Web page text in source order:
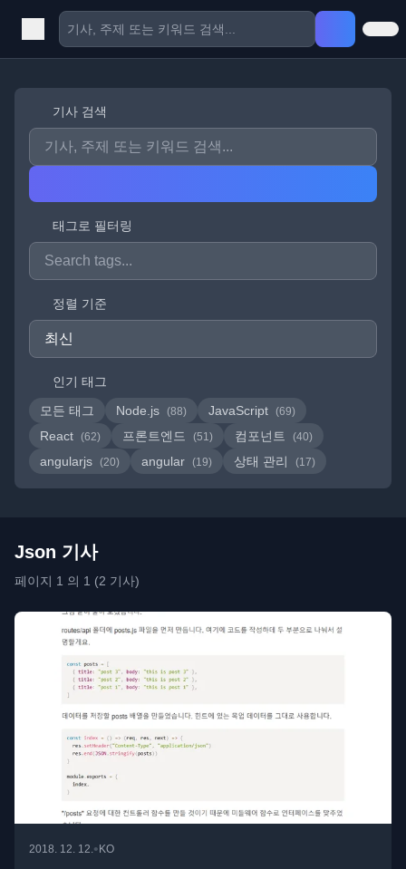
기사 검색
태그로 필터링
정렬 기준
인기 태그
모든 태그
Node.js (88) JavaScript (69)
React (62) 프론트엔드 (51) 컴포넌트 (40)
angularjs (20) angular (19) 상태 관리 (17)
Json 기사
페이지 1 의 1 (2 기사)
2018. 12. 12.• KO